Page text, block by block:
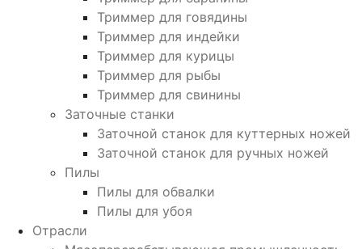
Триммер для говядины
Триммер для индейки
Триммер для курицы
Триммер для рыбы
Триммер для свинины
Заточные станки
Заточной станок для куттерных ножей
Заточной станок для ручных ножей
Пилы
Пилы для обвалки
Пилы для убоя
Отрасли